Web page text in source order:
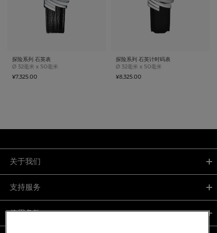
探险系列 石英表
Ø Case size
32毫米 x 50毫米
¥7,325.00
探险系列 石英计时码表
Ø Case size
32毫米 x 50毫米
¥8,325.00
关于我们
支持服务
使用条款